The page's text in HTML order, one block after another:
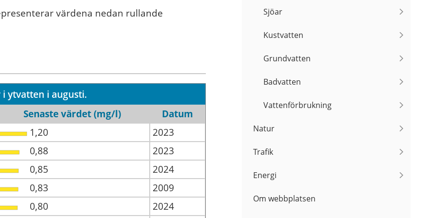
värdena nedan rullande
ytvatten i augusti.
Senaste värdet (mg/l)
Datum
1,20
2023
0,88
2023
0,85
2024
0,83
2009
0,80
2024
Sjöar
Kustvatten
Grundvatten
Badvatten
Vattenförbrukning
Natur
Trafik
Energi
Om webbplatsen